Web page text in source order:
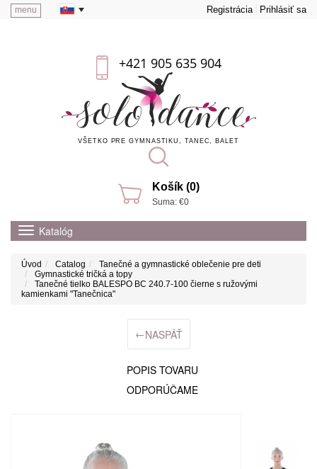
menu Registrácia Prihlásiť sa
+421 905 635 904
VŠETKO PRE GYMNASTIKU, TANEC, BALET
Košík (0)
Suma: €0
Katalóg
Úvod Catalog
Tanečné a gymnastické oblečenie pre deti
Gymnastické tričká a topy
Tanečné tielko BALESPO BC 240.7-100 čierne s ružovými
kamienkami "Tanečnica"
←NASPÄŤ
POPIS TOVARU
ODPORÚČAME